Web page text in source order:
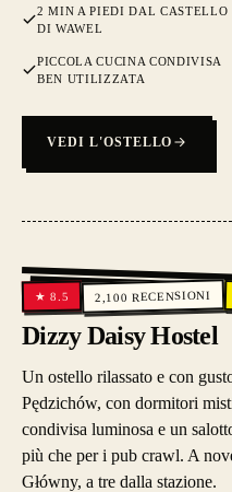
2 MIN A PIEDI DAL CASTELLO
DI WAWEL
PICCOLA CUCINA CONDIVISA
BEN UTILIZZATA
VEDI L'OSTELLO
★8.5 2,100 RECENSIONI
Dizzy Daisy Hostel
Un ostello rilassato e con
Pędzichów, con dormitori
condivisa luminosa e un
più che per i pub crawl. A
Główny, a tre dalla stazione.